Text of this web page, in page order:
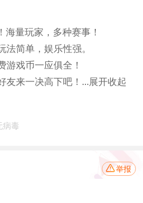
海量玩家，多种赛事！
法简单，娱乐性强。
游戏币一应俱全！
友来一决高下吧！...展开收起
病毒
举报